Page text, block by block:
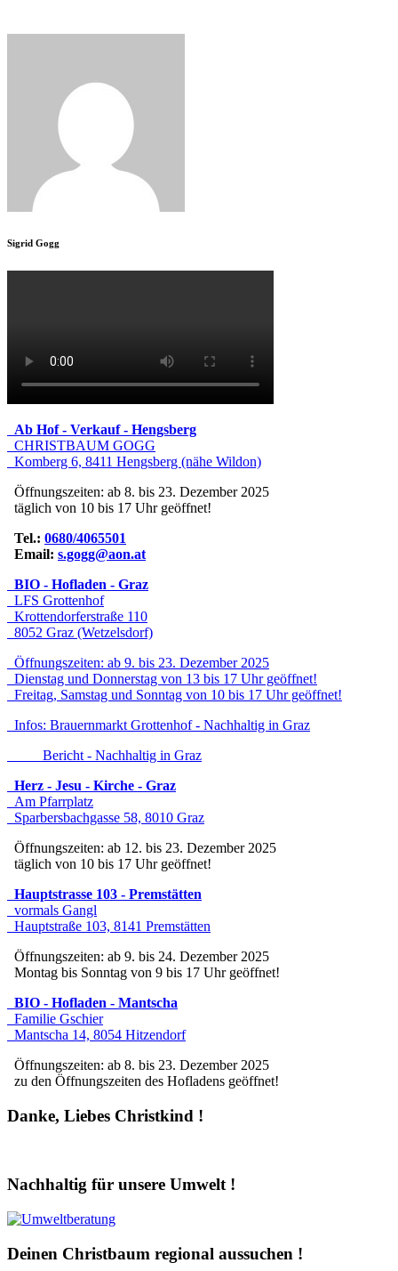
Sigrid Gogg
Ab Hof - Verkauf - Hengsberg
CHRISTBAUM GOGG
Komberg 6, 8411 Hengsberg (nähe Wildon)
Öffnungszeiten: ab 8. bis 23. Dezember 2025
täglich von 10 bis 17 Uhr geöffnet!
Tel.: 0680/4065501
Email: s.gogg@aon.at
BIO - Hofladen - Graz
LFS Grottenhof
Krottendorferstraße 110
8052 Graz (Wetzelsdorf)
Öffnungszeiten: ab 9. bis 23. Dezember 2025
Dienstag und Donnerstag von 13 bis 17 Uhr geöffnet!
Freitag, Samstag und Sonntag von 10 bis 17 Uhr geöffnet!
Infos: Brauernmarkt Grottenhof - Nachhaltig in Graz
Bericht - Nachhaltig in Graz
Herz - Jesu - Kirche - Graz
Am Pfarrplatz
Sparbersbachgasse 58, 8010 Graz
Öffnungszeiten: ab 12. bis 23. Dezember 2025
täglich von 10 bis 17 Uhr geöffnet!
Hauptstrasse 103 - Premstätten
vormals Gangl
Hauptstraße 103, 8141 Premstätten
Öffnungszeiten: ab 9. bis 24. Dezember 2025
Montag bis Sonntag von 9 bis 17 Uhr geöffnet!
BIO - Hofladen - Mantscha
Familie Gschier
Mantscha 14, 8054 Hitzendorf
Öffnungszeiten: ab 8. bis 23. Dezember 2025
zu den Öffnungszeiten des Hofladens geöffnet!
Danke, Liebes Christkind !
Nachhaltig für unsere Umwelt !
Deinen Christbaum regional aussuchen !